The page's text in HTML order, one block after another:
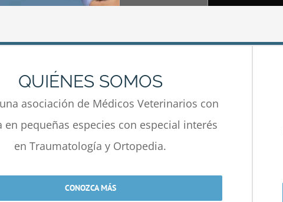
QUIÉNES SOMOS
asociación de Médicos Veterinarios con
en pequeñas especies con especial interés
en Traumatología y Ortopedia.
CONOZCA MÁS